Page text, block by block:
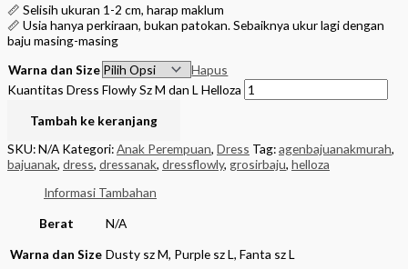
📏 Selisih ukuran 1-2 cm, harap maklum
📏 Usia hanya perkiraan, bukan patokan. Sebaiknya ukur lagi dengan
baju masing-masing
Warna dan Size
Hapus
Kuantitas Dress Flowly Sz M dan L Helloza
Tambah ke keranjang
SKU:N/A Kategori:Anak Perempuan, Dress Tag:agenbajuanakmurah,
bajuanak, dress, dressanak, dressflowly, grosirbaju, helloza
Informasi Tambahan
Berat
N/A
Warna dan Size Dusty sz M, Purple sz L, Fanta sz L